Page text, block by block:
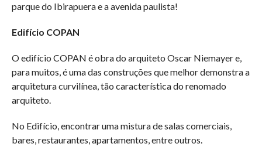
parque do Ibirapuera e a avenida paulista!
Edifício COPAN
O edifício COPAN é obra do arquiteto Oscar Niemayer e,
para muitos, é uma das construções que melhor demonstra a
arquitetura curvilínea, tão característica do renomado
arquiteto.
No Edifício, encontrar uma mistura de salas comerciais,
bares, restaurantes, apartamentos, entre outros.